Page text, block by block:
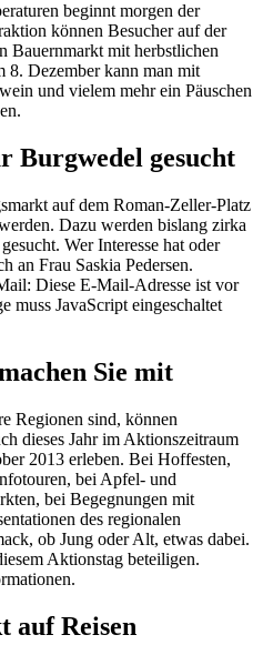
beginnt morgen der
können Besucher auf der
Bauernmarkt mit herbstlichen
8. Dezember kann man mit
und vielem mehr ein Päuschen
Burgwedel gesucht
auf dem Roman-Zeller-Platz
Dazu werden bislang zirka
Wer Interesse hat oder
an Frau Saskia Pedersen.
Diese E-Mail-Adresse ist vor
muss JavaScript eingeschaltet
Sie mit
Regionen sind, können
dieses Jahr im Aktionszeitraum
2013 erleben. Bei Hoffesten,
bei Apfel- und
bei Begegnungen mit
des regionalen
ob Jung oder Alt, etwas dabei.
Aktionstag beteiligen.
auf Reisen